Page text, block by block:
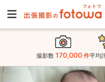
撮影数 170,000 件平均